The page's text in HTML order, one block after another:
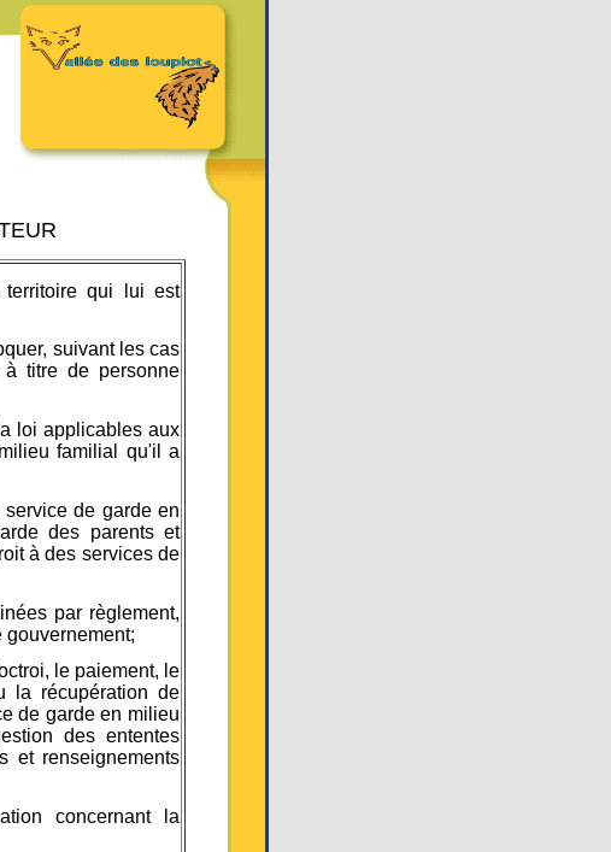
territoire qui lui est
suivant les cas
titre de personne
loi applicables aux
familial qu'il a
de garde en
des parents et
à des services de
par règlement,
gouvernement;
le paiement, le
la récupération de
de garde en milieu
des ententes
et renseignements
concernant la